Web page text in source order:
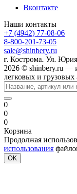
Вконтакте
Наши контакты
+7 (4942) 77-08-06
8-800-201-73-05
sale@shinbery.ru
г. Кострома. Ул.
2026 © shinbery.ru —
легковых и грузовых
0
0
0
Корзина
Продолжая
использования
OK